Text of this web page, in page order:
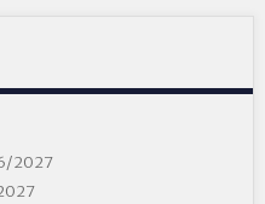
2027